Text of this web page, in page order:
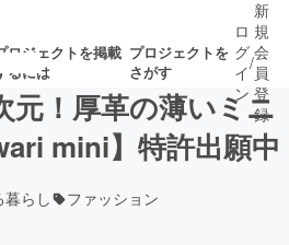
ロジェクトを掲載
るには
プロジェクトを
さがす
着プロ
ロジェクト
ロ
グ
イ
ン
/
新
規
会
員
登
録
元！厚革の薄いミニ
mini】特許出願中
らし ファッション